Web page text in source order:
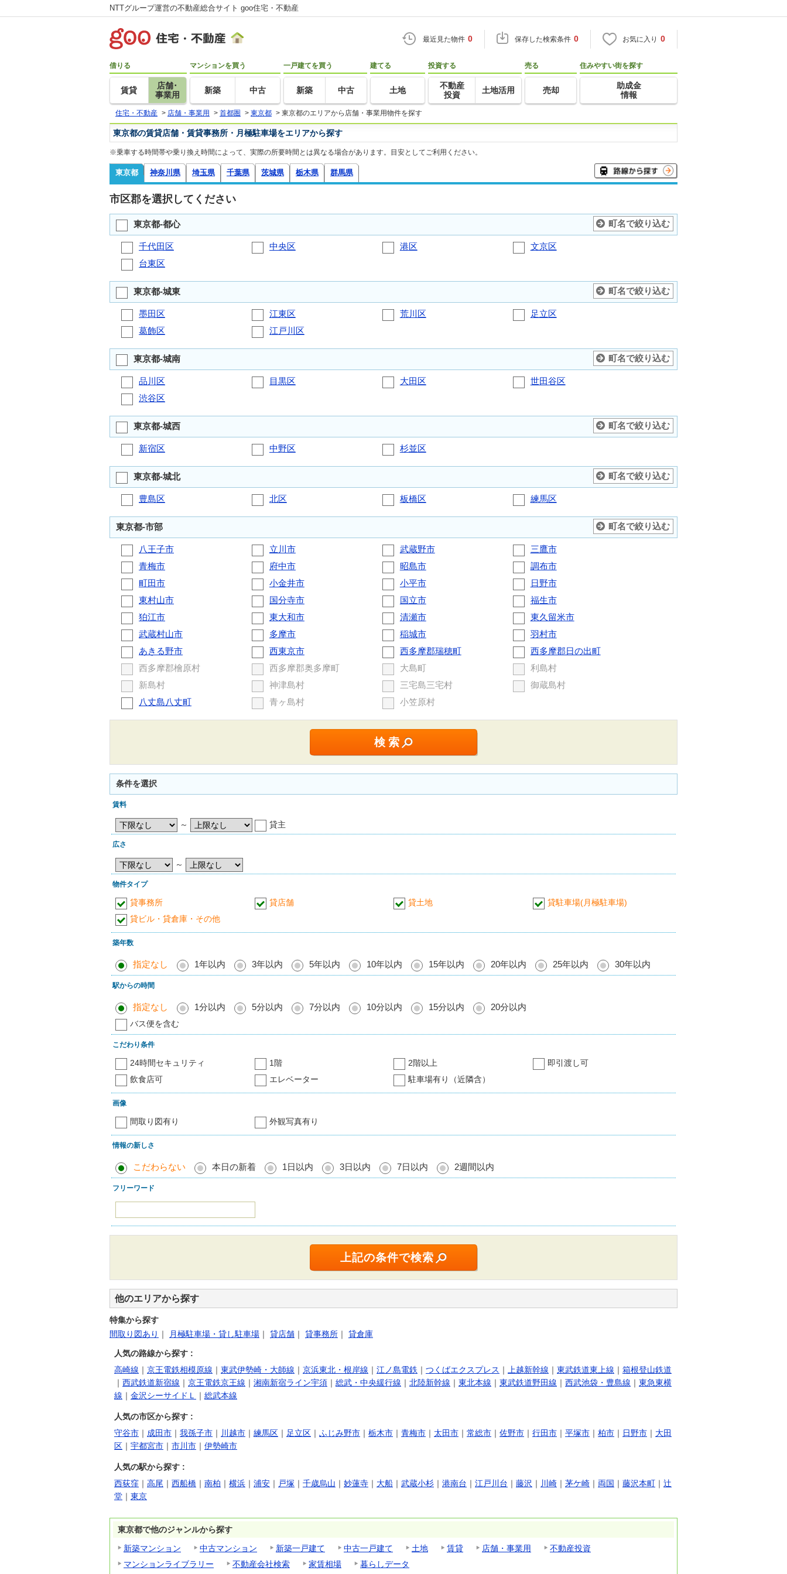
NTTグループ運営の不動産総合サイト goo住宅・不動産
最近見た物件 0 保存した検索条件 0 お気に入り 0
借りる
賃貸
店舗･
事業用
マンションを買う
新築 中古
一戸建てを買う
新築 中古
建てる
土地
投資する
不動産
投資
土地活用
売る
売却
住みやすい街を探す
助成金
情報
住宅・不動産 > 店舗・事業用 > 首都圏 > 東京都 > 東京都のエリアから店舗・事業用物件を探す
東京都の賃貸店舗・賃貸事務所・月極駐車場をエリアから探す
※乗車する時間帯や乗り換え時間によって、実際の所要時間とは異なる場合があります。目安としてご利用ください。
東京都 神奈川県 埼玉県 千葉県 茨城県 栃木県 群馬県
市区郡を選択してください
東京都-都心 町名で絞り込む
千代田区 中央区 港区
文京区
台東区
東京都-城東 町名で絞り込む
墨田区 江東区 荒川区
足立区
葛飾区
江戸川区
東京都-城南 町名で絞り込む
品川区 目黒区 大田区
世田谷区
渋谷区
東京都-城西 町名で絞り込む
新宿区 中野区 杉並区
東京都-城北 町名で絞り込む
豊島区 北区 板橋区 練馬区
東京都-市部 町名で絞り込む
八王子市 立川市 武蔵野市
三鷹市
青梅市
府中市 昭島市
調布市
町田市
小金井市 小平市
日野市
東村山市
国分寺市 国立市
福生市
狛江市
東大和市 清瀬市
東久留米市
武蔵村山市
多摩市 稲城市
羽村市
あきる野市
西東京市 西多摩郡瑞穂町
西多摩郡日の出町
西多摩郡檜原村
西多摩郡奥多摩町 大島町
利島村
新島村
神津島村 三宅島三宅村
御蔵島村
八丈島八丈町
青ヶ島村 小笠原村
条件を選択
賃料
～ 貸主
広さ
～
物件タイプ
貸事務所 貸店舗 貸土地
貸駐車場(月極駐車場)
貸ビル・貸倉庫・その他
築年数
指定なし 1年以内 3年以内 5年以内 10年以内 15年以内 20年以内 25年以内 30年以内
駅からの時間
指定なし 1分以内 5分以内 7分以内 10分以内 15分以内 20分以内
バス便を含む
こだわり条件
24時間セキュリティ 1階 2階以上
即引渡し可
飲食店可
エレベーター 駐車場有り（近隣含）
画像
間取り図有り 外観写真有り
情報の新しさ
こだわらない 本日の新着 1日以内 3日以内 7日以内 2週間以内
フリーワード
他のエリアから探す
特集から探す
間取り図あり ｜ 月極駐車場・貸し駐車場 ｜ 貸店舗 ｜ 貸事務所 ｜ 貸倉庫
人気の路線から探す :
高崎線 ｜ 京王電鉄相模原線 ｜ 東武伊勢崎・大師線 ｜ 京浜東北・根岸線 ｜ 江ノ島電鉄 ｜ つくばエクスプレス ｜ 上越新幹線 ｜ 東武鉄道東上線 ｜ 箱根登山鉄道
｜ 西武鉄道新宿線 ｜ 京王電鉄京王線 ｜ 湘南新宿ライン宇須 ｜ 総武・中央緩行線 ｜ 北陸新幹線 ｜ 東北本線 ｜ 東武鉄道野田線 ｜ 西武池袋・豊島線 ｜ 東急東横
線 ｜ 金沢シーサイドＬ ｜ 総武本線
人気の市区から探す :
守谷市 ｜ 成田市 ｜ 我孫子市 ｜ 川越市 ｜ 練馬区 ｜ 足立区 ｜ ふじみ野市 ｜ 栃木市 ｜ 青梅市 ｜ 太田市 ｜ 常総市 ｜ 佐野市 ｜ 行田市 ｜ 平塚市 ｜ 柏市 ｜ 日野市 ｜ 大田
区 ｜ 宇都宮市 ｜ 市川市 ｜ 伊勢崎市
人気の駅から探す :
西荻窪 ｜ 高尾 ｜ 西船橋 ｜ 南柏 ｜ 横浜 ｜ 浦安 ｜ 戸塚 ｜ 千歳烏山 ｜ 妙蓮寺 ｜ 大船 ｜ 武蔵小杉 ｜ 港南台 ｜ 江戸川台 ｜ 藤沢 ｜ 川崎 ｜ 茅ケ崎 ｜ 両国 ｜ 藤沢本町 ｜ 辻
堂 ｜ 東京
東京都で他のジャンルから探す
新築マンション
中古マンション 新築一戸建て 中古一戸建て 土地 賃貸 店舗・事業用
不動産投資
マンションライブラリー
不動産会社検索 家賃相場 暮らしデータ